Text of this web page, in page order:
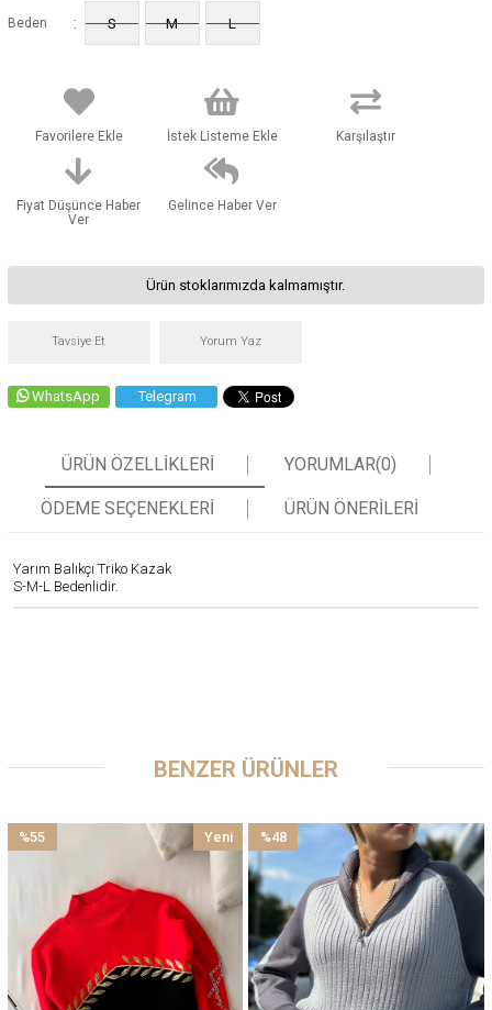
Beden : S M L
Favorilere Ekle İstek Listeme Ekle Karşılaştır
Fiyat Düşünce Haber
Ver
Gelince Haber Ver
Ürün stoklarımızda kalmamıştır.
Tavsiye Et Yorum Yaz
WhatsApp Telegram
ÜRÜN ÖZELLIKLERI YORUMLAR(0)
ÖDEME SEÇENEKLERI ÜRÜN ÖNERILERI
Yarım Balıkçı Triko Kazak
S-M-L Bedenlidir.
BENZER ÜRÜNLER
%55
%55İndirim
Yeni
%48
İndirim
%48İndirim